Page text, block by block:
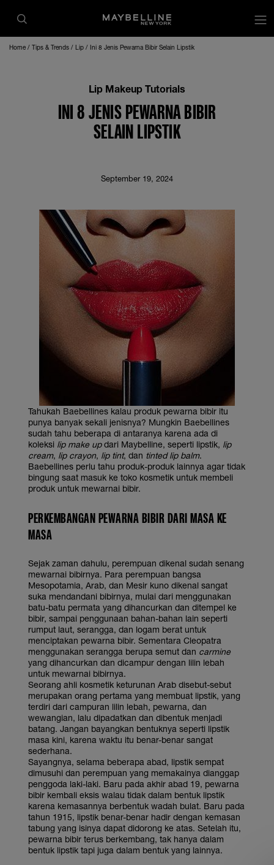
Home Tips & Trends Lip Ini 8 Jenis Pewarna Bibir Selain Lipstik
Lip Makeup Tutorials
INI 8 JENIS PEWARNA BIBIR
SELAIN LIPSTIK
September 19, 2024
Tahukah Baebellines kalau produk pewarna bibir itu
punya banyak sekali jenisnya? Mungkin Baebellines
sudah tahu beberapa di antaranya karena ada di
koleksi lip make updari Maybelline, seperti lipstik, lip
cream, lip crayon, lip tint, dan tinted lip balm.
Baebellines perlu tahu produk-produk lainnya agar tidak
bingung saat masuk ke toko kosmetik untuk membeli
produk untuk mewarnai bibir.
PERKEMBANGAN PEWARNA BIBIR DARI MASA KE
MASA
Sejak zaman dahulu, perempuan dikenal sudah senang
mewarnai bibirnya. Para perempuan bangsa
Mesopotamia, Arab, dan Mesir kuno dikenal sangat
suka mendandani bibirnya, mulai dari menggunakan
batu-batu permata yang dihancurkan dan ditempel ke
bibir, sampai penggunaan bahan-bahan lain seperti
rumput laut, serangga, dan logam berat untuk
menciptakan pewarna bibir. Sementara Cleopatra
menggunakan serangga berupa semut dan carmine
yang dihancurkan dan dicampur dengan lilin lebah
untuk mewarnai bibirnya.
Seorang ahli kosmetik keturunan Arab disebut-sebut
merupakan orang pertama yang membuat lipstik, yang
terdiri dari campuran lilin lebah, pewarna, dan
wewangian, lalu dipadatkan dan dibentuk menjadi
batang. Jangan bayangkan bentuknya seperti lipstik
masa kini, karena waktu itu benar-benar sangat
sederhana.
Sayangnya, selama beberapa abad, lipstik sempat
dimusuhi dan perempuan yang memakainya dianggap
penggoda laki-laki. Baru pada akhir abad 19, pewarna
bibir kembali eksis walau tidak dalam bentuk lipstik
karena kemasannya berbentuk wadah bulat. Baru pada
tahun 1915, lipstik benar-benar hadir dengan kemasan
tabung yang isinya dapat didorong ke atas. Setelah itu,
pewarna bibir terus berkembang, tak hanya dalam
bentuk lipstik tapi juga dalam bentuk yang lainnya.